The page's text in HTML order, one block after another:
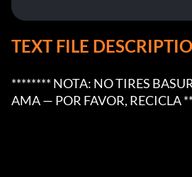
TEXT FILE
******** NOTA: NO TIRES
AMA — POR FAVOR, RECICLA